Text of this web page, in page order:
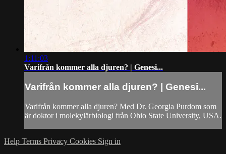
1:11:03
Varifrån kommer alla djuren? | Genesi...
Varifrån kommer alla djuren? | Genesi...
Varifrån kommer alla djuren? Med Dr. Georgia Purdom som
är doktor i molekylärbiologi från Ohio State University, USA.
Help Terms Privacy Cookies Sign in